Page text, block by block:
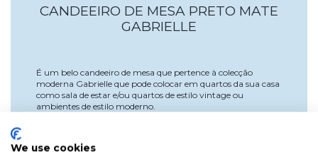
CANDEEIRO DE MESA PRETO MATE
GABRIELLE
É um belo candeeiro de mesa que pertence à colecção
moderna Gabrielle que pode colocar em quartos da sua casa
como sala de estar e/ou quartos de estilo vintage ou
ambientes de estilo moderno.
We use cookies